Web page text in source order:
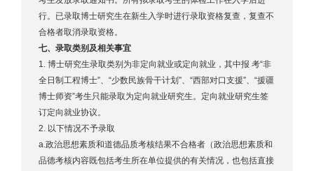
行。已录取博士研究生在新生入学时进行录取资格复查，复查不
合格者取消录取资格。
七、录取类别及相关事宜
1. 博士研究生录取类别为非定向就业或定向就业，其中报 考“非
全日制工程博士”、“少数民族骨干计划”、“西部对口支援”、“援疆
博士师资”考生只能录取为定向就业研究生。定向就业研究生签
订定向就业协议。
2. 以下情况不予录取
a.政治思想素质和道德品质考核结果不合格者（政治思想素质和
品德考核内容既包括考生所在单位提供的有关情况，也包括直接